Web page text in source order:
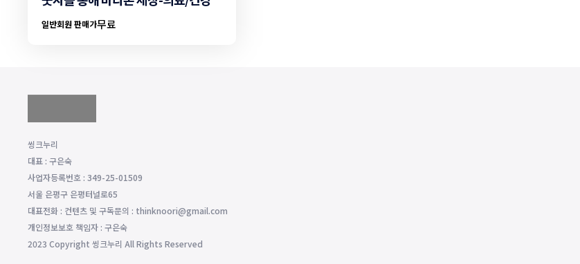
일반회원 판매가무료
씽크누리
대표 : 구은숙
사업자등록번호 : 349-25-01509
서울 은평구 은평터널로65
대표전화 : 컨텐츠 및 구독문의 : thinknoori@gmail.com
개인정보보호 책임자 : 구은숙
2023 Copyright 씽크누리 All Rights Reserved